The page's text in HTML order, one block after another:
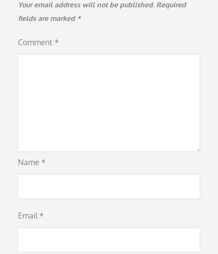
Your email address will not be published. Required
fields are marked *
Comment *
Name *
Email *